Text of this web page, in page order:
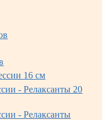
16 см
- Релаксанты 20
- Релаксанты